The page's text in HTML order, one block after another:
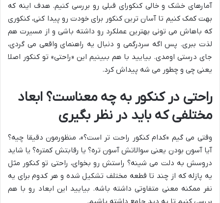
آمارهای خشک و خالی کنکورای قبلی رو بررسی کنیم. هدف اینه که
بهت کمک کنیم تا آسان ترین کنکور برای خودت رو پیدا کنی، کنکوری
که باهاش می تونی بهترین عملکرد رو داشته باشی و از مسیرت هم
لذت ببری. پس اگه سردرگمی و دنبال یه راهنمای واقعی می گردی،
جای درستی اومدی. بیایید با هم ببینیم این «راحتی» تو کنکور اصلا
یعنی چی و چطور می شه پیداش کرد.
راحتی در کنکور به چه معناست؟ ابعاد
مختلفی که باید در نظر بگیری
وقتی می گیم «کدام کنکور راحت تر است؟»، منظورمون دقیقا چیه؟
آیا آسون بودن یعنی سوالاتش آسون تره؟ یا رقابتش کمتره؟ یا شاید
دروسش به دلت می شینه؟ راستش رو بخوای، راحتی تو کنکور مثل
یه پازله که از چند تا قطعه مختلف تشکیل شده و هر کدوم برای یه
نفر ممکنه معنی متفاوتی داشته باشه. بیایید این ابعاد رو با هم